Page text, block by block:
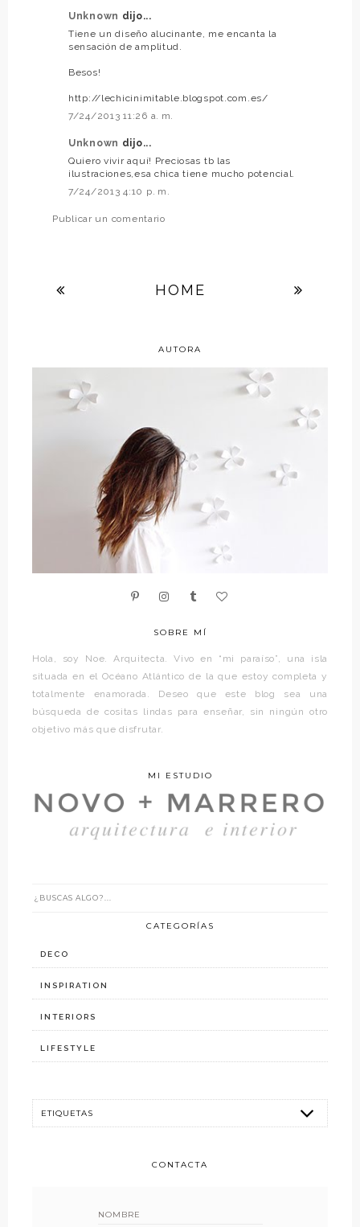
Unknown dijo...
Tiene un diseño alucinante, me encanta la
sensación de amplitud.
Besos!
http://lechicinimitable.blogspot.com.es/
7/24/2013 11:26 a. m.
Unknown dijo...
Quiero vivir aquí! Preciosas tb las
ilustraciones,esa chica tiene mucho potencial.
7/24/2013 4:10 p. m.
Publicar un comentario
HOME
AUTORA
SOBRE MÍ
Hola, soy Noe. Arquitecta. Vivo en “mi paraíso”, una isla
situada en el Océano Atlántico de la que estoy completa y
totalmente enamorada. Deseo que este blog sea una
búsqueda de cositas lindas para enseñar, sin ningún otro
objetivo más que disfrutar.
MI ESTUDIO
CATEGORÍAS
DECO
INSPIRATION
INTERIORS
LIFESTYLE
CONTACTA